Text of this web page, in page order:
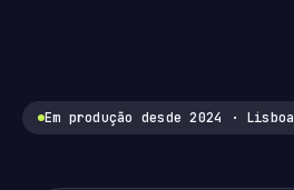
Em produção desde 2024 · Lisboa